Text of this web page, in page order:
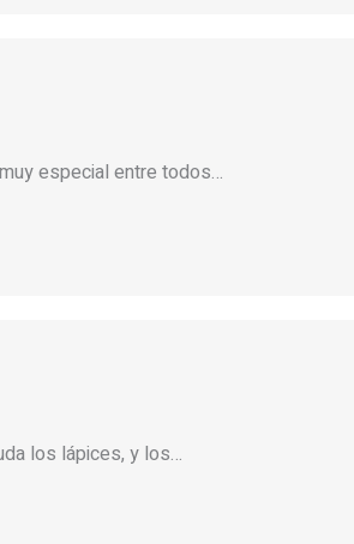
especial entre todos…
los lápices, y los…